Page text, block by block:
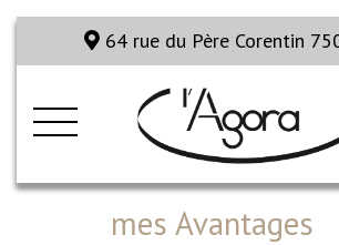
64 rue du Père Corentin
mes Avantages